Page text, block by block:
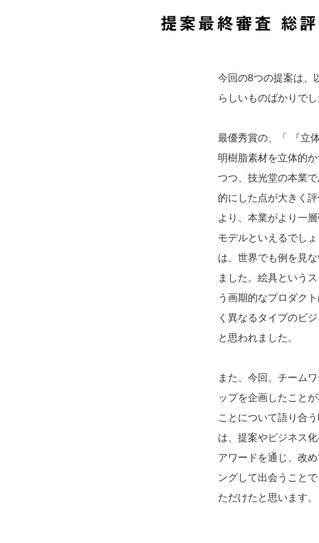
今回の8つの提案は、
らしいものばかりで
最優秀賞の、「 『立
明樹脂素材を立体的
つつ、技光堂の本業
的にした点が大きく
より、本業がより一
モデルといえるでし
は、世界でも例を見
ました。絵具という
う画期的なプロダク
く異なるタイプのビ
と思われました。
また、今回、チーム
ップを企画したこと
ことについて語り合
は、提案やビジネス
アワードを通じ、改
ングして出会うこと
ただけたと思います。